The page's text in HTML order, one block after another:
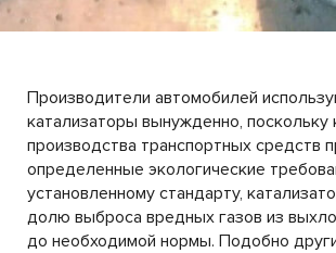
Производители автомобилей
катализаторы вынужденно, поскольку
производства транспортных средств
определенные экологические
установленному стандарту,
долю выброса вредных газов из
до необходимой нормы. Подобно